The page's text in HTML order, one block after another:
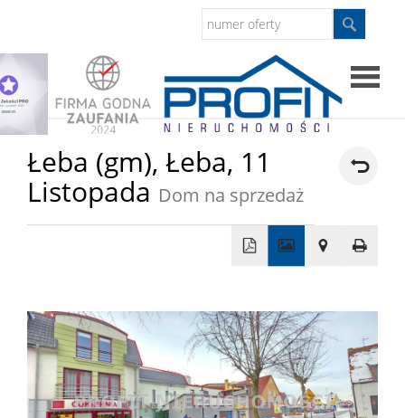
Dzialki
Łeba (gm), Łeba, 11
Listopada Dom na sprzedaż
−